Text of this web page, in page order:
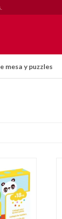
mesa y puzzles